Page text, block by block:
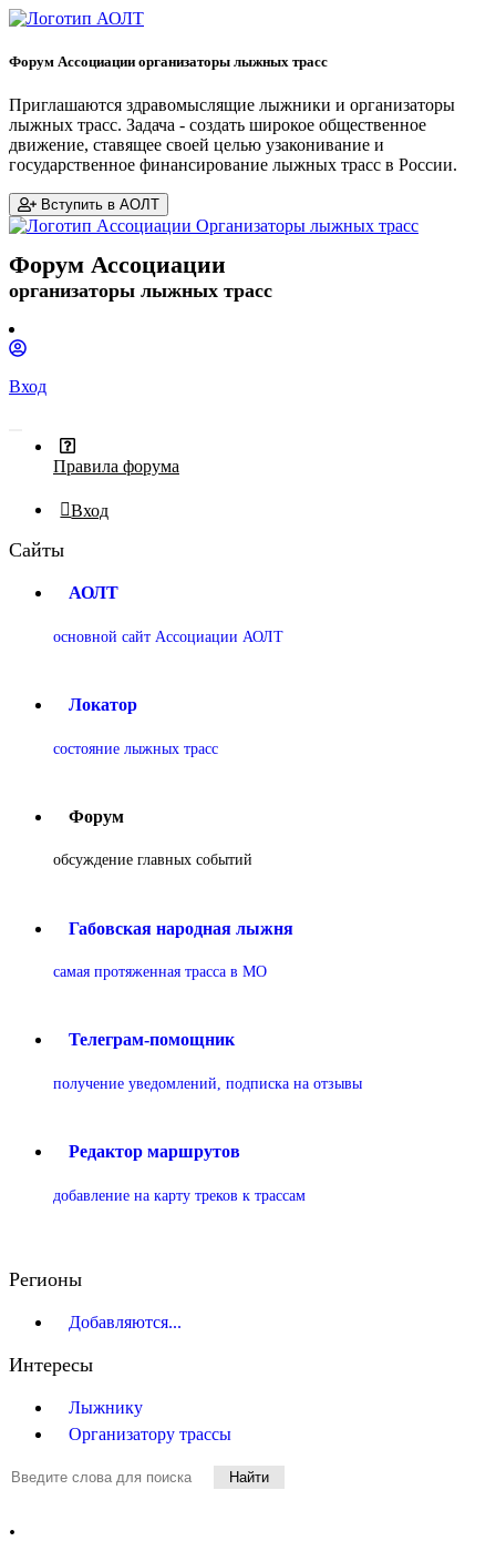
Форум Ассоциации организаторы лыжных трасс
Приглашаются здравомыслящие лыжники и организаторы
лыжных трасс. Задача - создать широкое общественное
движение, ставящее своей целью узаконивание и
государственное финансирование лыжных трасс в России.
Вступить в АОЛТ
Форум Ассоциации
организаторы лыжных трасс
Вход
Правила форума
Вход
Сайты
АОЛТ
основной сайт Ассоциации АОЛТ
Локатор
состояние лыжных трасс
Форум
обсуждение главных событий
Габовская народная лыжня
самая протяженная трасса в МО
Телеграм-помощник
получение уведомлений, подписка на отзывы
Редактор маршрутов
добавление на карту треков к трассам
Регионы
Добавляются...
Интересы
Лыжнику
Организатору трассы
Найти
.